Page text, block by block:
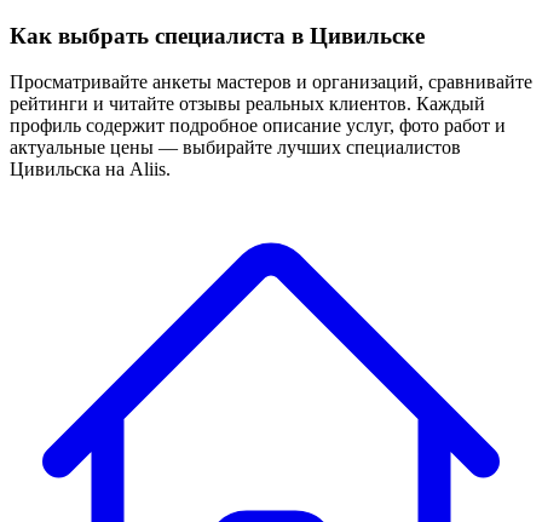
Как выбрать специалиста в Цивильске
Просматривайте анкеты мастеров и организаций, сравнивайте
рейтинги и читайте отзывы реальных клиентов. Каждый
профиль содержит подробное описание услуг, фото работ и
актуальные цены — выбирайте лучших специалистов
Цивильска на Aliis.